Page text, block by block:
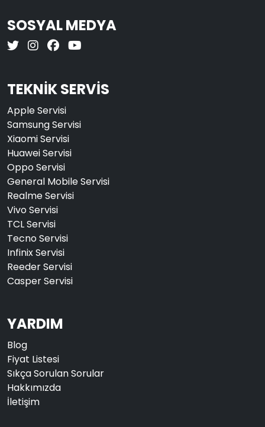
SOSYAL MEDYA
TEKNİK SERVİS
Apple Servisi
Samsung Servisi
Xiaomi Servisi
Huawei Servisi
Oppo Servisi
General Mobile Servisi
Realme Servisi
Vivo Servisi
TCL Servisi
Tecno Servisi
Infinix Servisi
Reeder Servisi
Casper Servisi
YARDIM
Blog
Fiyat Listesi
Sıkça Sorulan Sorular
Hakkımızda
İletişim